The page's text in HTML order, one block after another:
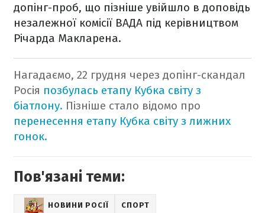
допінг-проб, що пізніше увійшло в доповідь
незалежної комісії ВАДА під керівництвом
Річарда Макларена.
Нагадаємо, 22 грудня через допінг-скандал
Росія позбулась етапу Кубка світу з
біатлону. Пізніше стало відомо про
перенесення етапу Кубка світу з лижних
гонок.
Пов'язані теми:
НОВИНИ РОСІЇ СПОРТ